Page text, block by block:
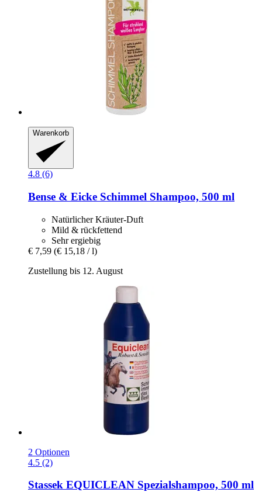
Warenkorb
4.8 (6)
Bense & Eicke Schimmel Shampoo, 500 ml
Natürlicher Kräuter-Duft
Mild & rückfettend
Sehr ergiebig
€ 7,59 (€ 15,18 / l)
Zustellung bis 12. August
2 Optionen
4.5 (2)
Stassek EQUICLEAN Spezialshampoo, 500 ml